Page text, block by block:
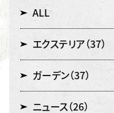
ALL
エクステリア （37）
ガーデン（37）
ニュース （26）